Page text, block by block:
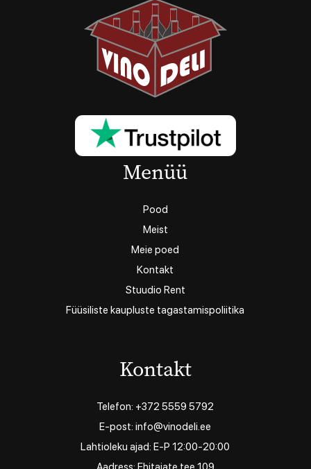
Menüü
Pood
Meist
Meie poed
Kontakt
Stuudio Rent
Füüsiliste kaupluste tagastamispoliitika
Kontakt
Telefon: +372 5559 5792
E-post: info@vinodeli.ee
Lahtioleku ajad: E-P 12:00-20:00